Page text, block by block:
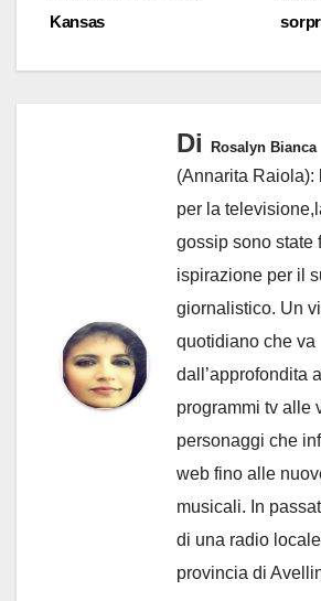
Kansas
Di Rosalyn Bianca
(Annarita Raiola):
per la
gossip sono state
ispirazione per il
giornalistico. Un
quotidiano che va
dall’approfondita
programmi tv alle
personaggi che
web fino alle
musicali. In
di una radio
provincia di